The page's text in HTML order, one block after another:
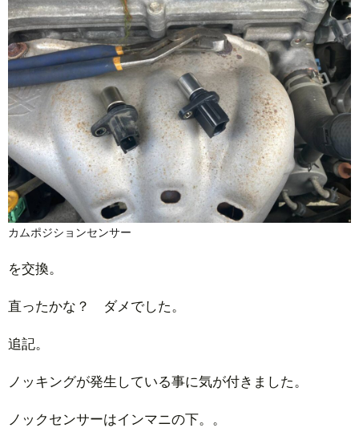
カムポジションセンサー
を交換。
直ったかな？ ダメでした。
追記。
ノッキングが発生している事に気が付きました。
ノックセンサーはインマニの下。。